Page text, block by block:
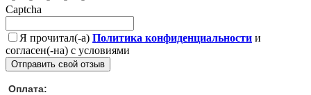
Captcha
Я прочитал(-а) Политика конфиденциальности и
согласен(-на) с условиями
Отправить свой отзыв
Оплата: